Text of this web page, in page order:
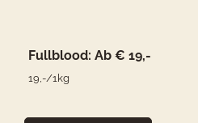
Fullblood: Ab € 19,-
19,-/1kg